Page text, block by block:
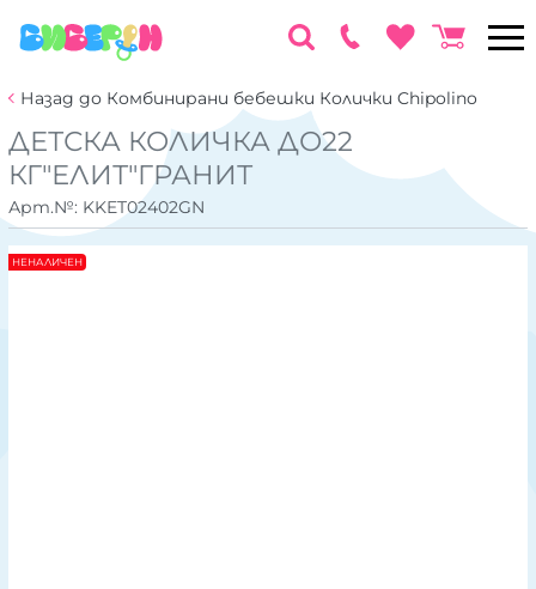
Назад до Комбинирани бебешки Колички Chipolino
ДЕТСКА КОЛИЧКА ДО22
КГ"ЕЛИТ"ГРАНИТ
Арт.№: KKET02402GN
НЕНАЛИЧЕН